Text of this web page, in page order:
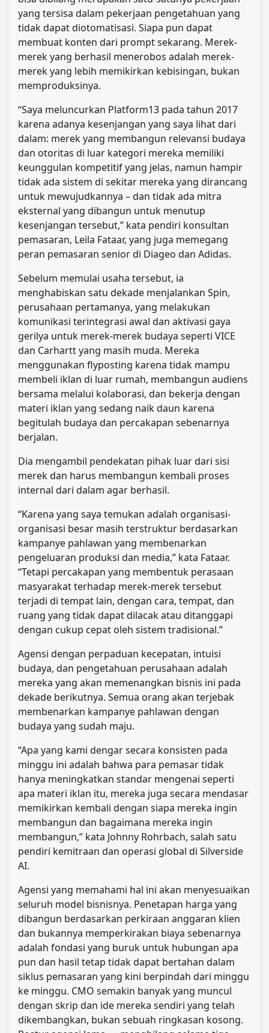
yang tersisa dalam pekerjaan pengetahuan yang
tidak dapat diotomatisasi. Siapa pun dapat
membuat konten dari prompt sekarang. Merek-
merek yang berhasil menerobos adalah merek-
merek yang lebih memikirkan kebisingan, bukan
memproduksinya.
“Saya meluncurkan Platform13 pada tahun 2017
karena adanya kesenjangan yang saya lihat dari
dalam: merek yang membangun relevansi budaya
dan otoritas di luar kategori mereka memiliki
keunggulan kompetitif yang jelas, namun hampir
tidak ada sistem di sekitar mereka yang dirancang
untuk mewujudkannya – dan tidak ada mitra
eksternal yang dibangun untuk menutup
kesenjangan tersebut,” kata pendiri konsultan
pemasaran, Leila Fataar, yang juga memegang
peran pemasaran senior di Diageo dan Adidas.
Sebelum memulai usaha tersebut, ia
menghabiskan satu dekade menjalankan Spin,
perusahaan pertamanya, yang melakukan
komunikasi terintegrasi awal dan aktivasi gaya
gerilya untuk merek-merek budaya seperti VICE
dan Carhartt yang masih muda. Mereka
menggunakan flyposting karena tidak mampu
membeli iklan di luar rumah, membangun audiens
bersama melalui kolaborasi, dan bekerja dengan
materi iklan yang sedang naik daun karena
begitulah budaya dan percakapan sebenarnya
berjalan.
Dia mengambil pendekatan pihak luar dari sisi
merek dan harus membangun kembali proses
internal dari dalam agar berhasil.
“Karena yang saya temukan adalah organisasi-
organisasi besar masih terstruktur berdasarkan
kampanye pahlawan yang membenarkan
pengeluaran produksi dan media,” kata Fataar.
“Tetapi percakapan yang membentuk perasaan
masyarakat terhadap merek-merek tersebut
terjadi di tempat lain, dengan cara, tempat, dan
ruang yang tidak dapat dilacak atau ditanggapi
dengan cukup cepat oleh sistem tradisional.”
Agensi dengan perpaduan kecepatan, intuisi
budaya, dan pengetahuan perusahaan adalah
mereka yang akan memenangkan bisnis ini pada
dekade berikutnya. Semua orang akan terjebak
membenarkan kampanye pahlawan dengan
budaya yang sudah maju.
“Apa yang kami dengar secara konsisten pada
minggu ini adalah bahwa para pemasar tidak
hanya meningkatkan standar mengenai seperti
apa materi iklan itu, mereka juga secara mendasar
memikirkan kembali dengan siapa mereka ingin
membangun dan bagaimana mereka ingin
membangun,” kata Johnny Rohrbach, salah satu
pendiri kemitraan dan operasi global di Silverside
AI.
Agensi yang memahami hal ini akan menyesuaikan
seluruh model bisnisnya. Penetapan harga yang
dibangun berdasarkan perkiraan anggaran klien
dan bukannya memperkirakan biaya sebenarnya
adalah fondasi yang buruk untuk hubungan apa
pun dan hasil tetap tidak dapat bertahan dalam
siklus pemasaran yang kini berpindah dari minggu
ke minggu. CMO semakin banyak yang muncul
dengan skrip dan ide mereka sendiri yang telah
dikembangkan, bukan sebuah ringkasan kosong.